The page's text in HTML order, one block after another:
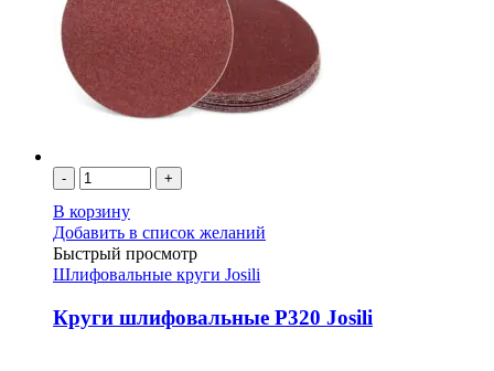
- +
В корзину
Добавить в список желаний
Быстрый просмотр
Шлифовальные круги Josili
Круги шлифовальные Р320 Josili